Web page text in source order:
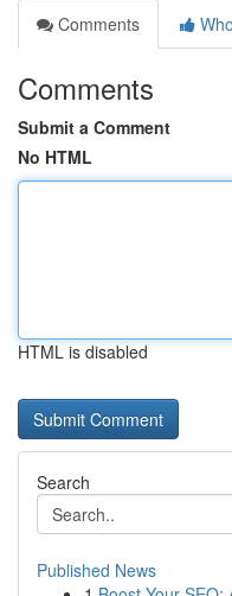
Comments
Comments
Submit a Comment
No HTML
HTML is disabled
Search
Published News